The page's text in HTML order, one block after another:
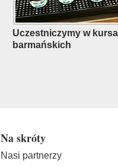
Uczestniczymy w
barmańskich
Na skróty
Nasi partnerzy